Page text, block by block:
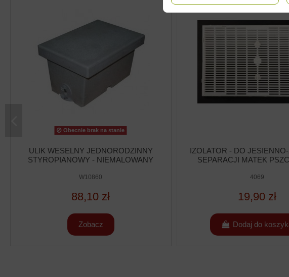
Obecnie brak na stanie
ULIK WESELNY JEDNORODZINNY
STYROPIANOWY - NIEMALOWANY
W10860
88,10 zł
Zobacz
IZOLATOR - DO
SEPARACJI MATEK
4069
19,90 zł
Dodaj do